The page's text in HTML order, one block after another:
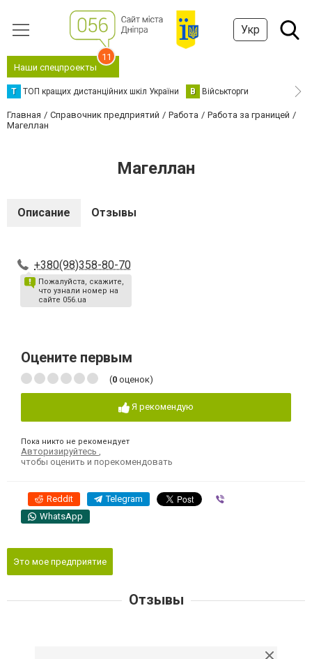
Укр
Наши спецпроекты
11
Т ТОП кращих дистанційних шкіл України В Військторги
Главная Справочник предприятий Работа
Работа за границей
Магеллан
Магеллан
Описание Отзывы
+380(98)358-80-70
Пожалуйста, скажите,
что узнали номер на
сайте 056.ua
Оцените первым
(0 оценок)
Я рекомендую
Пока никто не рекомендует
Авторизируйтесь
чтобы оценить и порекомендовать
Reddit Telegram
WhatsApp
Это мое предприятие
Отзывы